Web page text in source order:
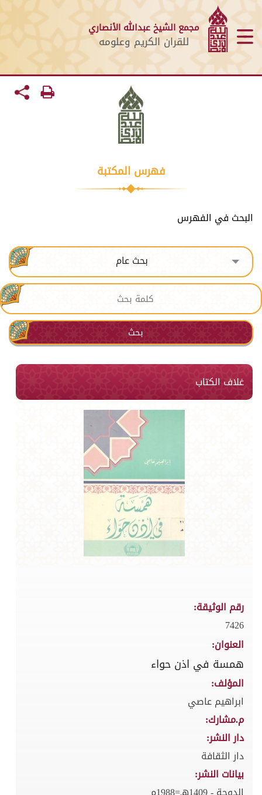
مجمع الشيخ عبدالله الأنصاري
للقران الكريم وعلومه
فهرس المكتبة
البحث في الفهرس
بحث عام
بحث
غلاف الكتاب
رقم الوثيقة:
7426
العنوان:
همسة في اذن حواء
المؤلف:
ابراهيم عاصي
م.مشارك:
دار النشر:
دار الثقافة
بيانات النشر: